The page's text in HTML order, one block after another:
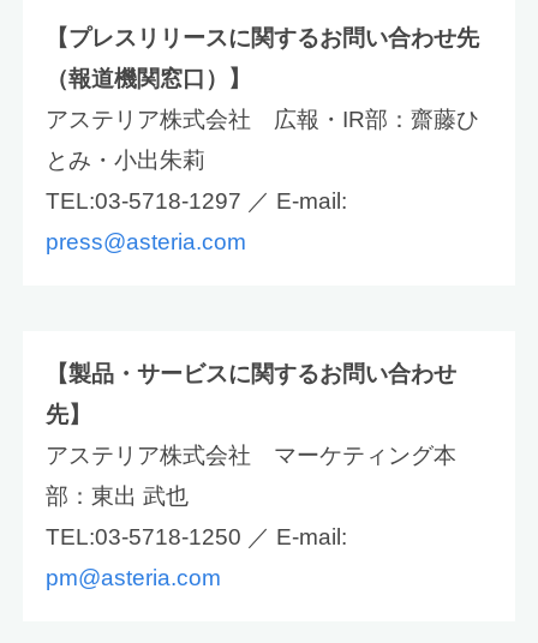
【プレスリリースに関するお問い合わせ先
（報道機関窓口）】
アステリア株式会社 広報・IR部：齋藤ひ
とみ・小出朱莉
TEL:03-5718-1297 ／ E-mail:
press@asteria.com
【製品・サービスに関するお問い合わせ
先】
アステリア株式会社 マーケティング本
部：東出 武也
TEL:03-5718-1250 ／ E-mail:
pm@asteria.com